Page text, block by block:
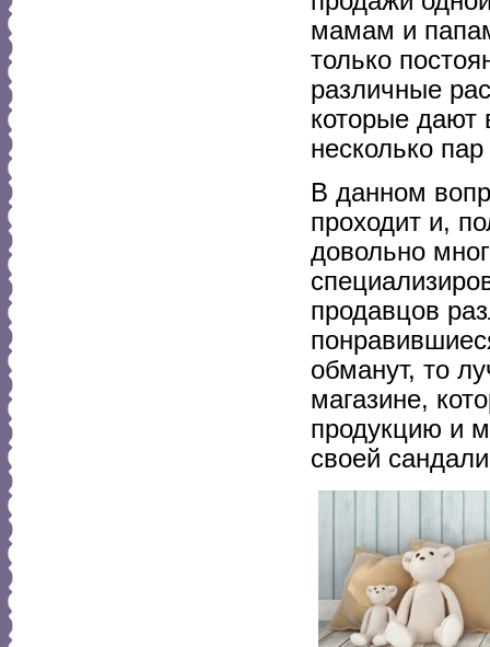
мамам и
только
различные
которые дают
несколько
В данном
проходит и,
довольно
продавцов
обманут, то
магазине,
продукцию и
своей